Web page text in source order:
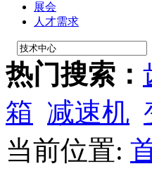
展会
人才需求
热门搜索：
箱 减速机
当前位置: